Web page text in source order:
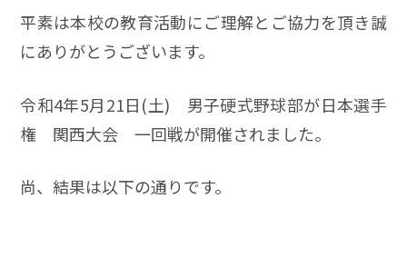
平素は本校の教育活動にご理解とご協力を頂き誠
にありがとうございます。
令和4年5月21日(土) 男子硬式野球部が日本選手
権 関西大会 一回戦が開催されました。
尚、結果は以下の通りです。